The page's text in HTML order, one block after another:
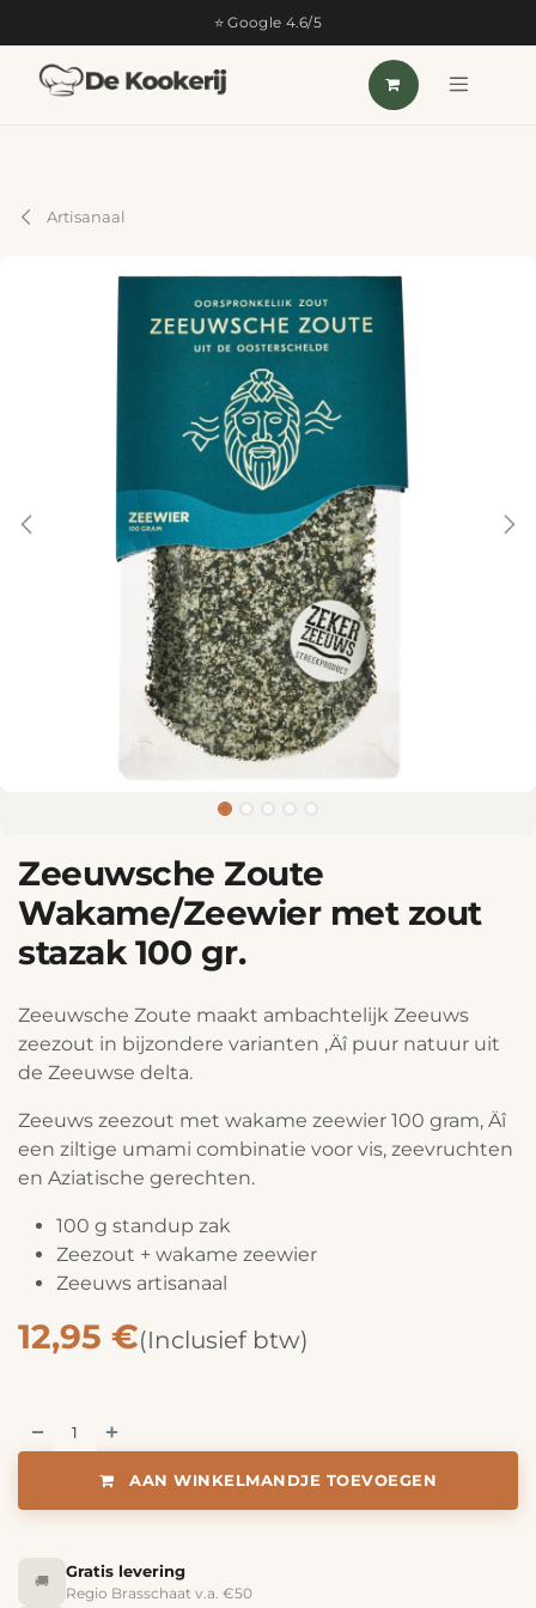
⭐ Google 4.6/5
Artisanaal
Zeeuwsche Zoute
Wakame/Zeewier met zout
stazak 100 gr.
Zeeuwsche Zoute maakt ambachtelijk Zeeuws
zeezout in bijzondere varianten ‚Äî puur natuur uit
de Zeeuwse delta.
Zeeuws zeezout met wakame zeewier 100 gram, Äî
een ziltige umami combinatie voor vis, zeevruchten
en Aziatische gerechten.
100 g standup zak
Zeezout + wakame zeewier
Zeeuws artisanaal
12,95 €(Inclusief btw)
AAN WINKELMANDJE TOEVOEGEN
🚚
Gratis levering
Regio Brasschaat v.a. €50